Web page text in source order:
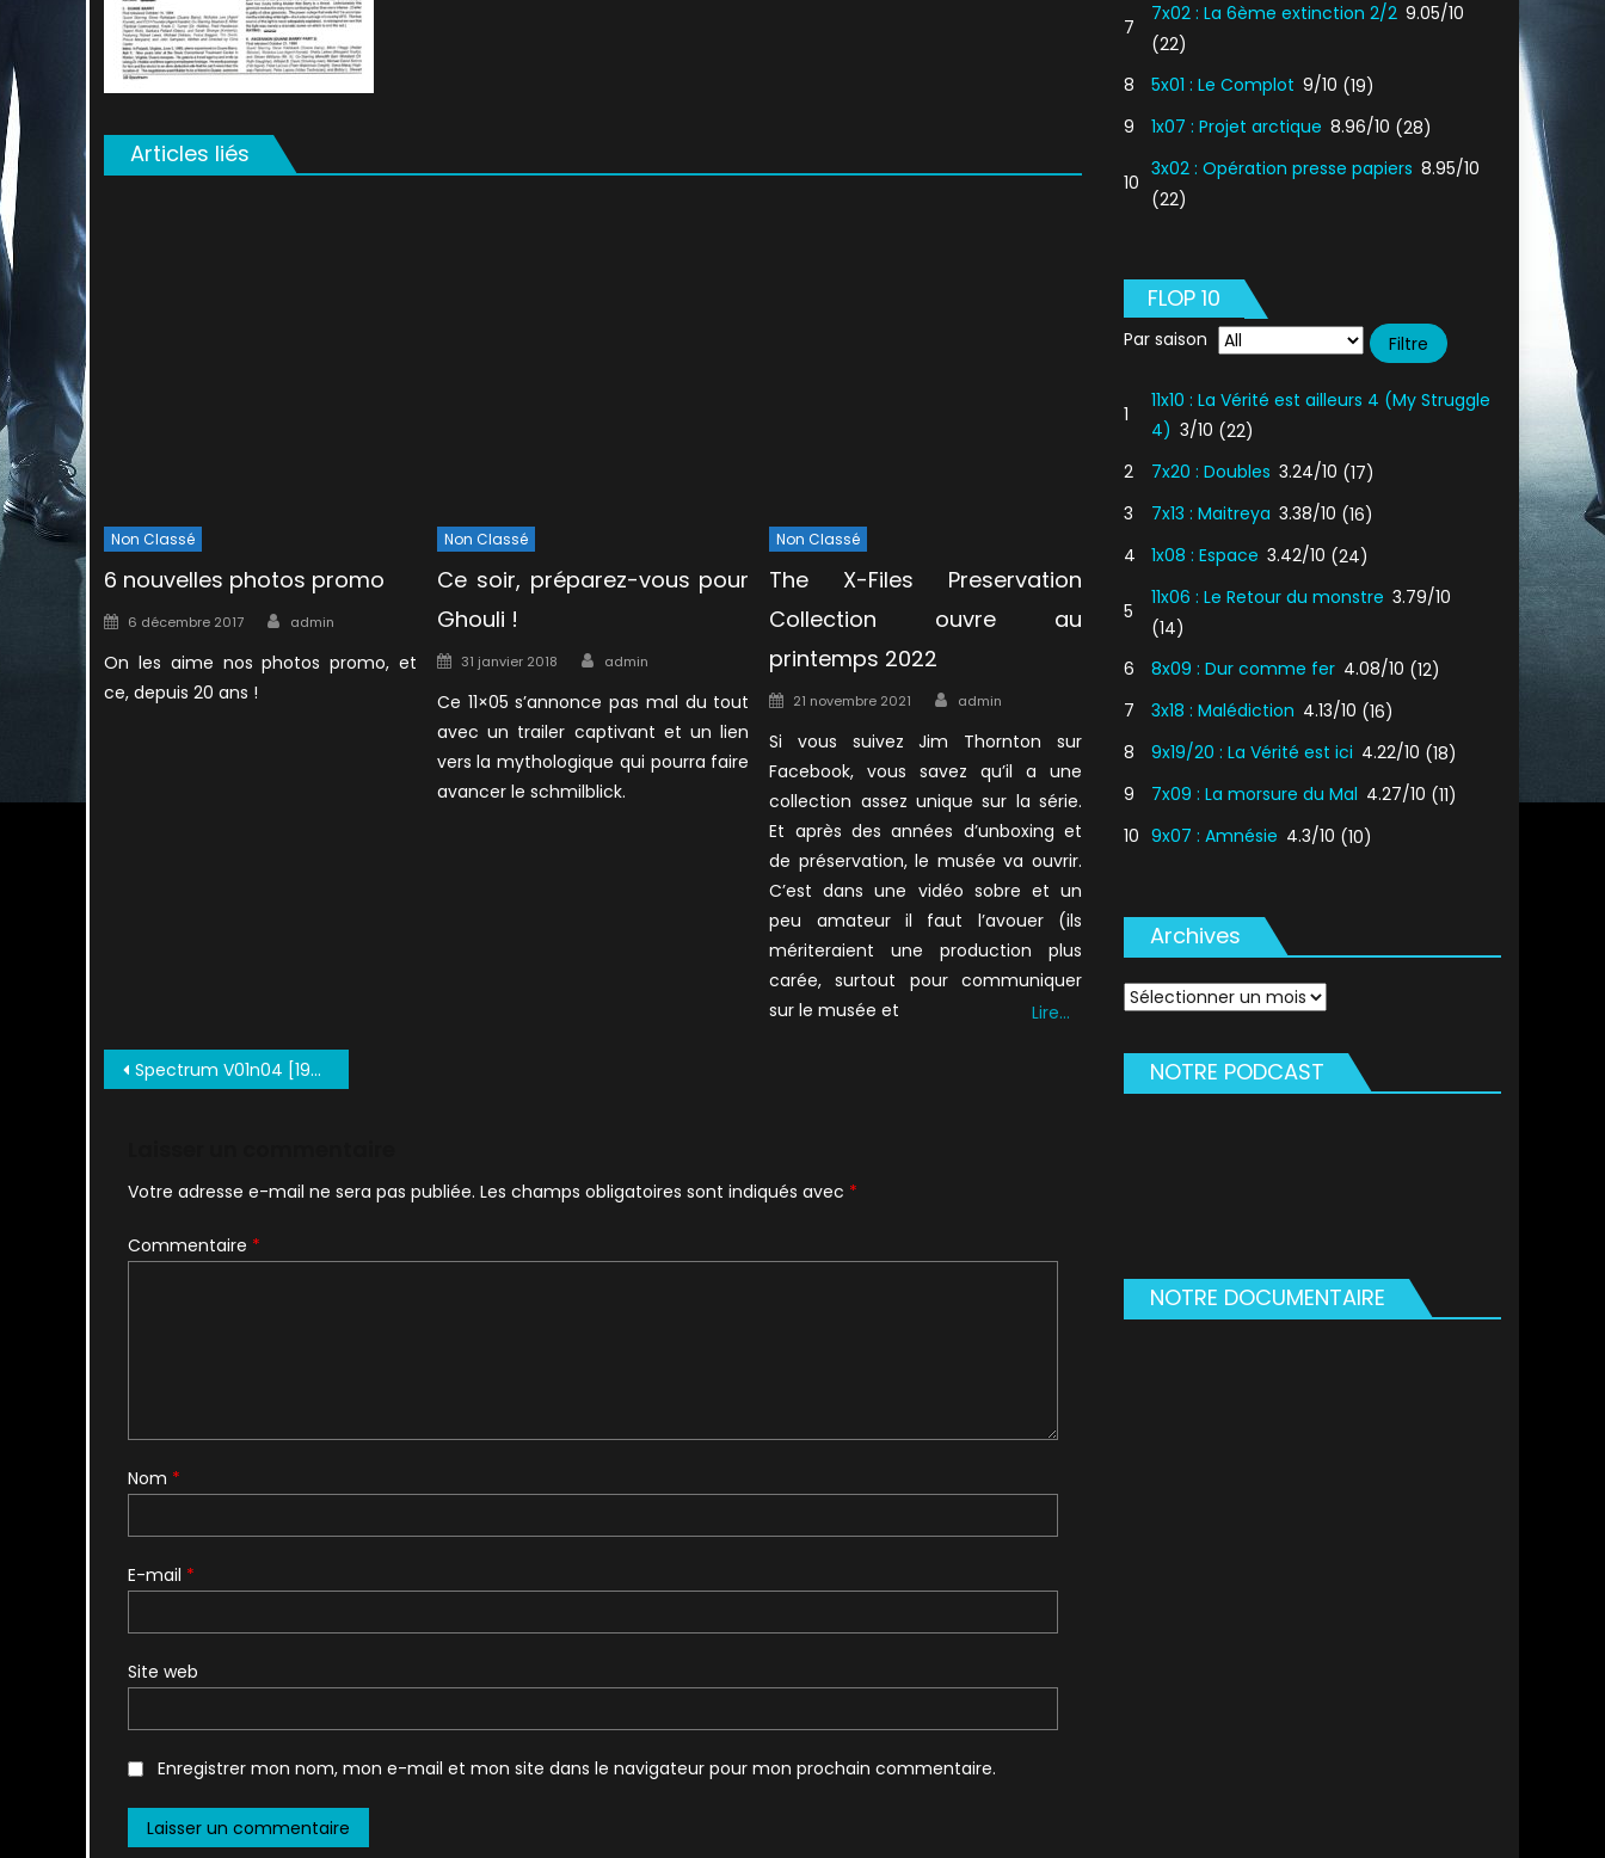
Articles liés
Non Classé
6 nouvelles photos promo
Posted
6 décembre 2017 Author
admin
On les aime nos photos promo, et
ce, depuis 20 ans !
Non Classé
Ce soir, préparez-vous pour
Ghouli !
Posted
31 janvier 2018 Author
admin
Ce 11×05 s’annonce pas mal du tout
avec un trailer captivant et un lien
vers la mythologique qui pourra faire
avancer le schmilblick.
Non Classé
The X-Files Preservation
Collection ouvre au
printemps 2022
Posted
21 novembre 2021 Author
admin
Si vous suivez Jim Thornton sur
Facebook, vous savez qu’il a une
collection assez unique sur la série.
Et après des années d’unboxing et
de préservation, le musée va ouvrir.
C’est dans une vidéo sobre et un
peu amateur il faut l’avouer (ils
mériteraient une production plus
carée, surtout pour communiquer
sur le musée et
Lire…
Navigation
Spectrum V01n04 [1995 07] (c2c) (Re Em DCP) 0011
Votre adresse e-mail ne sera pas publiée. Les champs obligatoires sont indiqués avec *
Commentaire *
Nom *
E-mail *
Site web
Enregistrer mon nom, mon e-mail et mon site dans le navigateur pour mon prochain commentaire.
7
7x02 : La 6ème extinction 2/2 9.05/10
(22)
8
5x01 : Le Complot 9/10 (19)
9
1x07 : Projet arctique 8.96/10 (28)
10
3x02 : Opération presse papiers 8.95/10
(22)
FLOP 10
Par saison
1
11x10 : La Vérité est ailleurs 4 (My Struggle
4) 3/10 (22)
2
7x20 : Doubles 3.24/10 (17)
3
7x13 : Maitreya 3.38/10 (16)
4
1x08 : Espace 3.42/10 (24)
5
11x06 : Le Retour du monstre 3.79/10
(14)
6
8x09 : Dur comme fer 4.08/10 (12)
7
3x18 : Malédiction 4.13/10 (16)
8
9x19/20 : La Vérité est ici 4.22/10 (18)
9
7x09 : La morsure du Mal 4.27/10 (11)
10 9x07 : Amnésie 4.3/10 (10)
Archives
Archives
NOTRE PODCAST
NOTRE DOCUMENTAIRE